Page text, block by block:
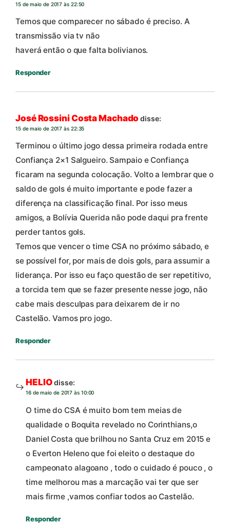
15 de maio de 2017 às 22:50
Temos que comparecer no sábado é preciso. A
transmissão via tv não
haverá então o que falta bolivianos.
Responder
José Rossini Costa Machado disse:
15 de maio de 2017 às 22:35
Terminou o último jogo dessa primeira rodada entre
Confiança 2×1 Salgueiro. Sampaio e Confiança
ficaram na segunda colocação. Volto a lembrar que o
saldo de gols é muito importante e pode fazer a
diferença na classificação final. Por isso meus
amigos, a Bolívia Querida não pode daqui pra frente
perder tantos gols.
Temos que vencer o time CSA no próximo sábado, e
se possível for, por mais de dois gols, para assumir a
liderança. Por isso eu faço questão de ser repetitivo,
a torcida tem que se fazer presente nesse jogo, não
cabe mais desculpas para deixarem de ir no
Castelão. Vamos pro jogo.
Responder
HELIO disse:
16 de maio de 2017 às 10:00
O time do CSA é muito bom tem meias de
qualidade o Boquita revelado no Corinthians,o
Daniel Costa que brilhou no Santa Cruz em 2015 e
o Everton Heleno que foi eleito o destaque do
campeonato alagoano , todo o cuidado é pouco , o
time melhorou mas a marcação vai ter que ser
mais firme ,vamos confiar todos ao Castelão.
Responder